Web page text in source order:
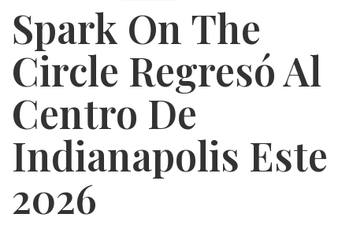
Spark On The
Circle Regresó Al
Centro De
Indianapolis Este
2026